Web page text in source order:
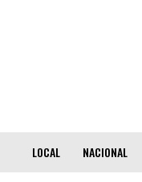
LOCAL NACIONAL